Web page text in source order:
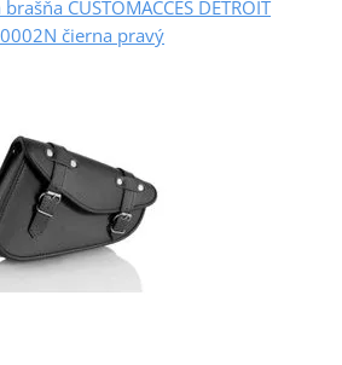
CUSTOMACCES DETROIT
čierna pravý